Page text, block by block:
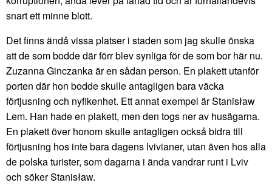
snart ett minne blott.
Det finns ändå vissa platser i staden som jag skulle önska
att de som bodde där förr blev synliga för de som bor här nu.
Zuzanna Ginczanka är en sådan person. En plakett utanför
porten där hon bodde skulle antagligen bara väcka
förtjusning och nyfikenhet. Ett annat exempel är Stanisław
Lem. Han hade en plakett, men den togs ner av husägarna.
En plakett över honom skulle antagligen också bidra till
förtjusning hos inte bara dagens lvivianer, utan även hos alla
de polska turister, som dagarna i ända vandrar runt i Lviv
och söker Stanisław.